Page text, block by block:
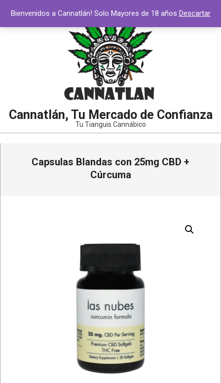
contenido
Cannatlán, Tu Mercado de Confianza
Tu Tianguis Cannábico
Capsulas Blandas con 25mg CBD +
Cúrcuma
Bienvenidos a Cannatlán! Solo Mayores de 18 años Descartar